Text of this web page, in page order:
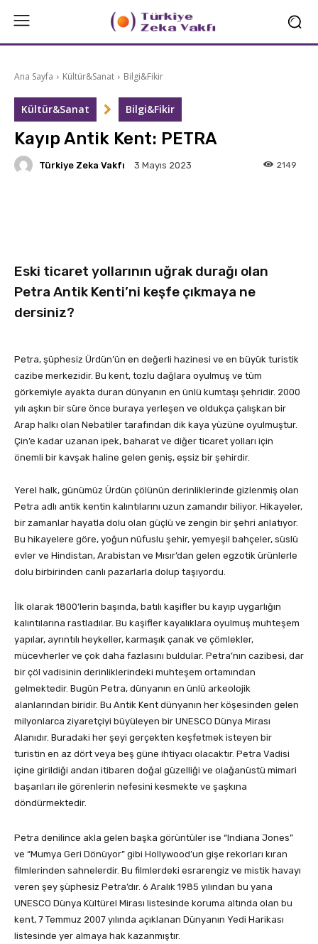
Ana Sayfa Kültür&Sanat Bilgi&Fikir
Kültür&Sanat Bilgi&Fikir
Kayıp Antik Kent: PETRA
Türkiye Zeka Vakfı 3 Mayıs 2023 2149
Eski ticaret yollarının uğrak durağı olan
Petra Antik Kenti’ni keşfe çıkmaya ne
dersiniz?
Petra, şüphesiz Ürdün’ün en değerli hazinesi ve en büyük turistik
cazibe merkezidir. Bu kent, tozlu dağlara oyulmuş ve tüm
görkemiyle ayakta duran dünyanın en ünlü kumtaşı şehridir. 2000
yılı aşkın bir süre önce buraya yerleşen ve oldukça çalışkan bir
Arap halkı olan Nebatiler tarafından dik kaya yüzüne oyulmuştur.
Çin’e kadar uzanan ipek, baharat ve diğer ticaret yolları için
önemli bir kavşak haline gelen geniş, eşsiz bir şehirdir.
Yerel halk, günümüz Ürdün çölünün derinliklerinde gizlenmiş olan
Petra adlı antik kentin kalıntılarını uzun zamandır biliyor. Hikayeler,
bir zamanlar hayatla dolu olan güçlü ve zengin bir şehri anlatıyor.
Bu hikayelere göre, yoğun nüfuslu şehir, yemyeşil bahçeler, süslü
evler ve Hindistan, Arabistan ve Mısır’dan gelen egzotik ürünlerle
dolu birbirinden canlı pazarlarla dolup taşıyordu.
İlk olarak 1800’lerin başında, batılı kaşifler bu kayıp uygarlığın
kalıntılarına rastladılar. Bu kaşifler kayalıklara oyulmuş muhteşem
yapılar, ayrıntılı heykeller, karmaşık çanak ve çömlekler,
mücevherler ve çok daha fazlasını buldular. Petra’nın cazibesi, dar
bir çöl vadisinin derinliklerindeki muhteşem ortamından
gelmektedir. Bugün Petra, dünyanın en ünlü arkeolojik
alanlarından biridir. Bu Antik Kent dünyanın her köşesinden gelen
milyonlarca ziyaretçiyi büyüleyen bir UNESCO Dünya Mirası
Alanıdır. Buradaki her şeyi gerçekten keşfetmek isteyen bir
turistin en az dört veya beş güne ihtiyacı olacaktır. Petra Vadisi
içine girildiği andan itibaren doğal güzelliği ve olağanüstü mimari
başarıları ile görenlerin nefesini kesmekte ve şaşkına
döndürmektedir.
Petra denilince akla gelen başka görüntüler ise “Indiana Jones”
ve “Mumya Geri Dönüyor” gibi Hollywood’un gişe rekorları kıran
filmlerinden sahnelerdir. Bu filmlerdeki esrarengiz ve mistik havayı
veren şey şüphesiz Petra’dır. 6 Aralık 1985 yılından bu yana
UNESCO Dünya Kültürel Mirası listesinde koruma altında olan bu
kent, 7 Temmuz 2007 yılında açıklanan Dünyanın Yedi Harikası
listesinde yer almaya hak kazanmıştır.